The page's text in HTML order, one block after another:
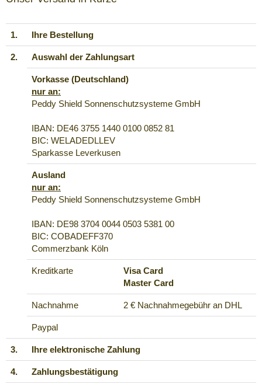
1. Ihre Bestellung
2. Auswahl der Zahlungsart
Vorkasse (Deutschland)
nur an:
Peddy Shield Sonnenschutzsysteme GmbH
IBAN: DE46 3755 1440 0100 0852 81
BIC: WELADEDLLEV
Sparkasse Leverkusen
Ausland
nur an:
Peddy Shield Sonnenschutzsysteme GmbH
IBAN: DE98 3704 0044 0503 5381 00
BIC: COBADEFF370
Commerzbank Köln
Kreditkarte
Visa Card
Master Card
Nachnahme 2 € Nachnahmegebühr an DHL
Paypal
3. Ihre elektronische Zahlung
4. Zahlungsbestätigung